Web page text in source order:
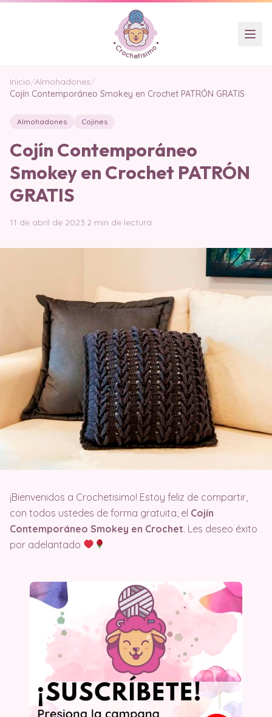
Inicio/Almohadones/
Cojín Contemporáneo Smokey en Crochet PATRÓN GRATIS
Almohadones Cojines
Cojín Contemporáneo
Smokey en Crochet PATRÓN
GRATIS
11 de abril de 2023·2 min de lectura
¡Bienvenidos a Crochetisimo! Estoy feliz de compartir,
con todos ustedes de forma gratuita, el Cojín
Contemporáneo Smokey en Crochet. Les deseo éxito
por adelantado